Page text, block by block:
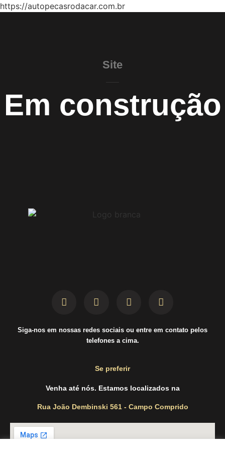
https://autopecasrodacar.com.br
Site
Em construção
Siga-nos em nossas redes sociais ou entre em contato pelos
telefones a cima.
Se preferir
Venha até nós. Estamos localizados na
Rua João Dembinski 561 - Campo Comprido